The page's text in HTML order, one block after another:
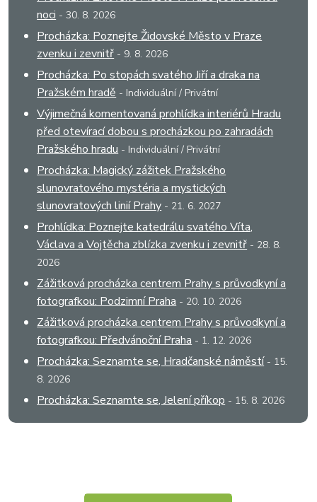
noci - 30. 8. 2026
Procházka: Poznejte Židovské Město v Praze
zvenku i zevnitř - 9. 8. 2026
Procházka: Po stopách svatého Jiří a draka na
Pražském hradě - Individuální / Privátní
Výjimečná komentovaná prohlídka interiérů Hradu
před otevírací dobou s procházkou po zahradách
Pražského hradu - Individuální / Privátní
Procházka: Magický zážitek Pražského
slunovratového mystéria a mystických
slunovratových linií Prahy - 21. 6. 2027
Prohlídka: Poznejte katedrálu svatého Víta,
Václava a Vojtěcha zblízka zvenku i zevnitř - 28. 8.
2026
Zážitková procházka centrem Prahy s průvodkyní a
fotografkou: Podzimní Praha - 20. 10. 2026
Zážitková procházka centrem Prahy s průvodkyní a
fotografkou: Předvánoční Praha - 1. 12. 2026
Procházka: Seznamte se, Hradčanské náměstí - 15.
8. 2026
Procházka: Seznamte se, Jelení příkop - 15. 8. 2026